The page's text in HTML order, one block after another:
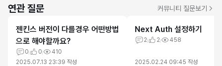
연관 질문 커뮤니티 질문보기
젠킨스 버전이 다를경우 어떤방법
으로 해야할까요?
0 0
410
2025.07.13 23:39 작성
Next Auth 설정하기
2 2 458
2025.02.24 09:45 작성